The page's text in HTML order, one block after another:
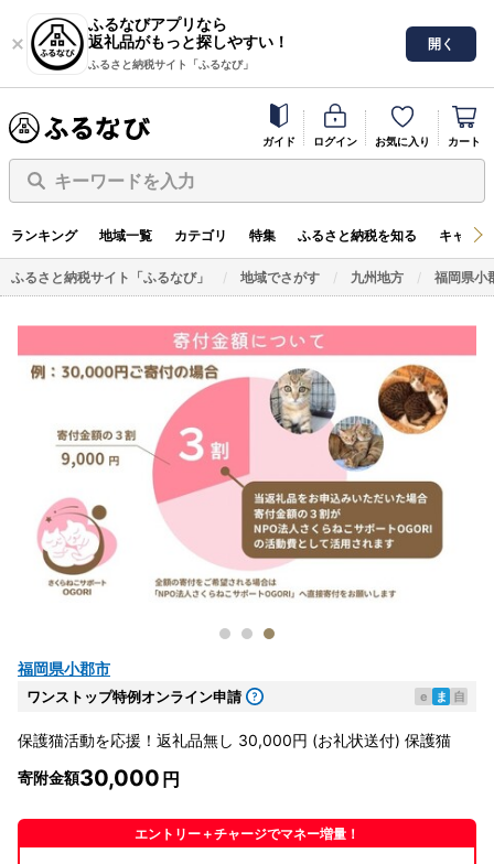
ふるなびアプリなら
返礼品がもっと探しやすい！
ふるさと納税サイト「ふるなび」
開く
ガイド ログイン お気に入り カート
キーワードを入力
ランキング 地域一覧 カテゴリ 特集 ふるさと納税を知る キャン
ふるさと納税サイト「ふるなび」 地域でさがす 九州地方 福岡県小
福岡県小郡市
ワンストップ特例オンライン申請 e ま 自
保護猫活動を応援！返礼品無し 30,000円 (お礼状送付) 保護猫
寄附金額30,000
エントリー＋チャージでマネー増量！